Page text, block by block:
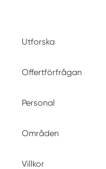
Utforska
Offertförfrågan
Personal
Områden
Villkor